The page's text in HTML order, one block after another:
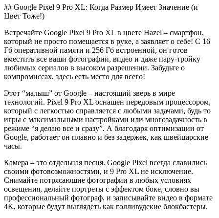
## Google Pixel 9 Pro XL: Когда Размер Имеет Значение (и
Цвет Тоже!)
Встречайте Google Pixel 9 Pro XL в цвете Hazel – смартфон,
который не просто помещается в руке, а заявляет о себе! С 16
Гб оперативной памяти и 256 Гб встроенной, он готов
вместить все ваши фотографии, видео и даже пару-тройку
любимых сериалов в высоком разрешении. Забудьте о
компромиссах, здесь есть место для всего!
Этот “малыш” от Google – настоящий зверь в мире
технологий. Pixel 9 Pro XL оснащен передовым процессором,
который с легкостью справляется с любыми задачами, будь то
игры с максимальными настройками или многозадачность в
режиме “я делаю все и сразу”. А благодаря оптимизации от
Google, работает он плавно и без задержек, как швейцарские
часы.
Камера – это отдельная песня. Google Pixel всегда славились
своими фотовозможностями, и 9 Pro XL не исключение.
Снимайте потрясающие фотографии в любых условиях
освещения, делайте портреты с эффектом боке, словно вы
профессиональный фотограф, и записывайте видео в формате
4K, которые будут выглядеть как голливудские блокбастеры.